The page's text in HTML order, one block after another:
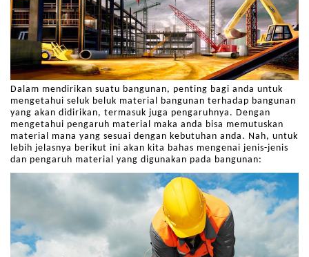
Dalam mendirikan suatu bangunan, penting bagi anda untuk
mengetahui seluk beluk material bangunan terhadap bangunan
yang akan didirikan, termasuk juga pengaruhnya. Dengan
mengetahui pengaruh material maka anda bisa memutuskan
material mana yang sesuai dengan kebutuhan anda. Nah, untuk
lebih jelasnya berikut ini akan kita bahas mengenai jenis-jenis
dan pengaruh material yang digunakan pada bangunan: